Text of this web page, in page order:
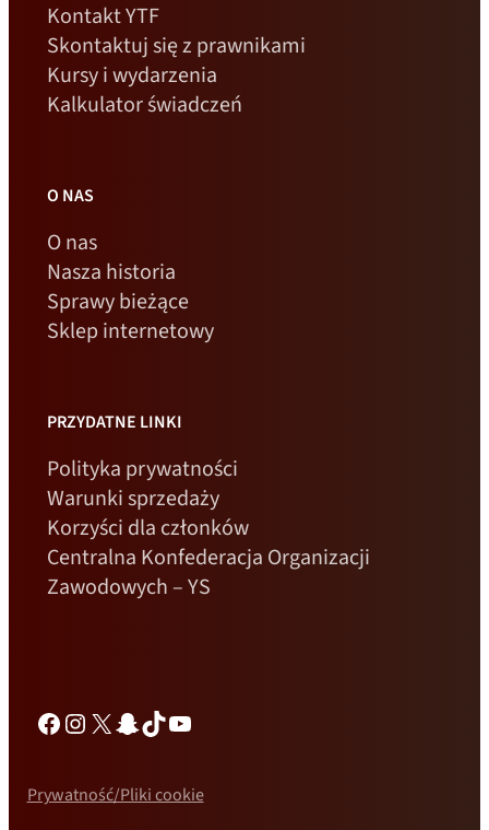
Kontakt YTF
Skontaktuj się z prawnikami
Kursy i wydarzenia
Kalkulator świadczeń
O NAS
O nas
Nasza historia
Sprawy bieżące
Sklep internetowy
PRZYDATNE LINKI
Polityka prywatności
Warunki sprzedaży
Korzyści dla członków
Centralna Konfederacja Organizacji
Zawodowych – YS
Prywatność/Pliki cookie
Facebook
Instagram
X Snapchat
TikTokYouTube